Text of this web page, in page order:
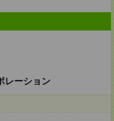
レーション